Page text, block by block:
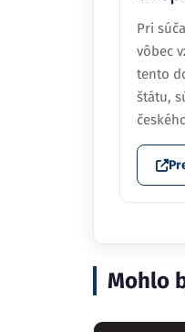
Pri
vôbec
tento
štátu,
Mohlo